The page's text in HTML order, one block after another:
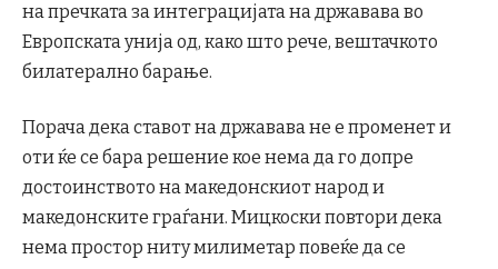
на пречката за интеграцијата на државава во
Европската унија од, како што рече, вештачкото
билатерално барање.
Порача дека ставот на државава не е променет и
оти ќе се бара решение кое нема да го допре
достоинството на македонскиот народ и
македонските граѓани. Мицкоски повтори дека
нема простор ниту милиметар повеќе да се